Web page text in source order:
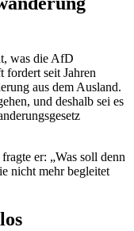
was die AfD
fordert seit Jahren
aus dem Ausland.
und deshalb sei es
er: „Was soll denn
nicht mehr begleitet